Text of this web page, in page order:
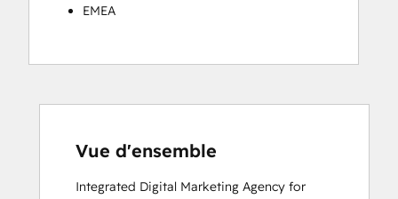
EMEA
Vue d'ensemble
Integrated Digital Marketing Agency for